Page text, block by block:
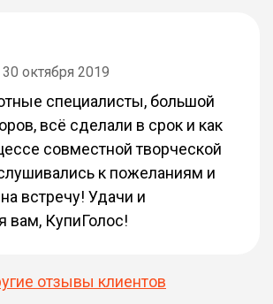
30 октября 2019
специалисты, большой
всё сделали в срок и как
совместной творческой
к пожеланиям и
встречу! Удачи и
вам, КупиГолос!
отзывы клиентов